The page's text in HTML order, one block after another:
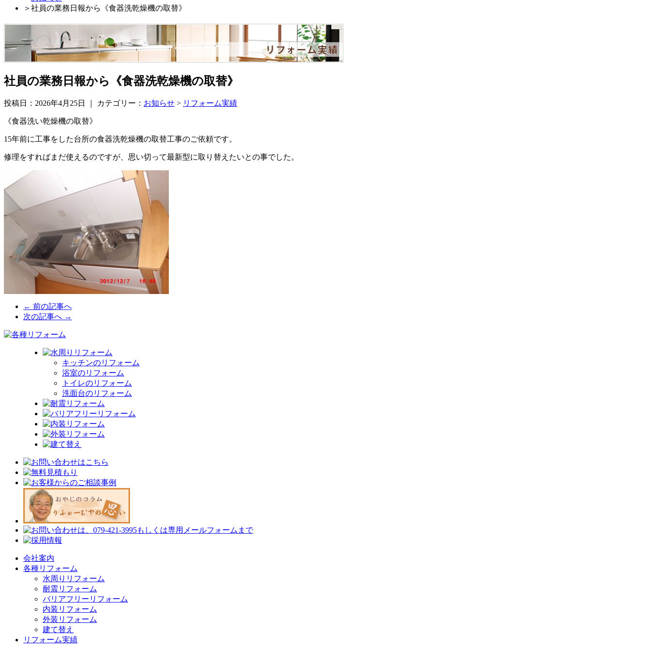
＞ 社員の業務日報から《食器洗乾燥機の取替》
社員の業務日報から《食器洗乾燥機の取替》
投稿日：2026年4月25日 ｜ カテゴリー： お知らせ > リフォーム実績
《食器洗い乾燥機の取替》
15年前に工事をした台所の食器洗乾燥機の取替工事のご依頼です。
修理をすればまだ使えるのですが、思い切って最新型に取り替えたいとの事でした。
← 前の記事へ
次の記事へ →
キッチンのリフォーム
浴室のリフォーム
トイレのリフォーム
洗面台のリフォーム
会社案内
各種リフォーム
水周りリフォーム
耐震リフォーム
バリアフリーリフォーム
内装リフォーム
外装リフォーム
建て替え
リフォーム実績